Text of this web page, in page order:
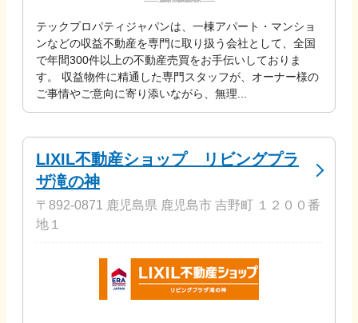
テックプロパティジャパンは、一棟アパート・マンショ
ンなどの収益不動産を専門に取り扱う会社として、全国
で年間300件以上の不動産売買をお手伝いしておりま
す。 収益物件に精通した専門スタッフが、オーナー様の
ご事情やご意向に寄り添いながら、無理...
LIXIL不動産ショップ リビングプラ
ザ滝の神
〒892-0871 鹿児島県 鹿児島市 吉野町 １２００番
地１